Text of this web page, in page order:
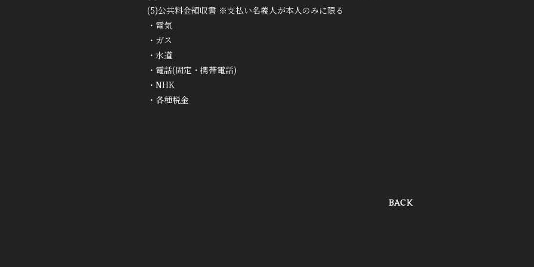
(5)公共料金領収書 ※支払い名義人が本人のみに限る
・電気
・ガス
・水道
・電話(固定・携帯電話)
・NHK
・各種税金
BACK